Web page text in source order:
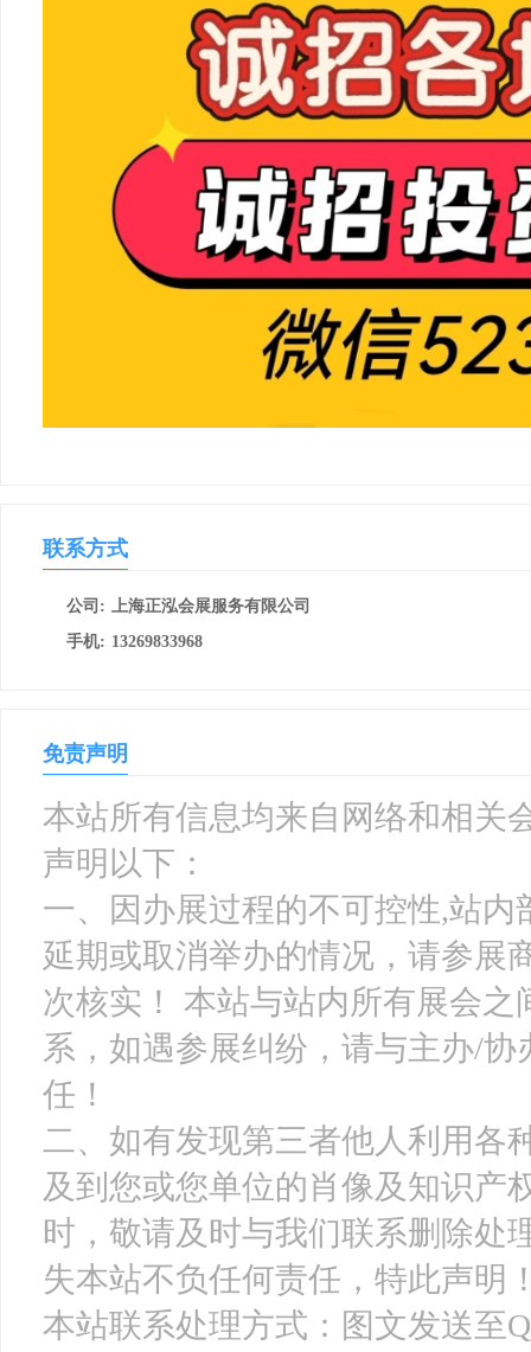
联系方式
公司: 上海正泓会展服务有限公司
手机: 13269833968
免责声明
本站所有信息均来自网络和相关
声明以下：
一、因办展过程的不可控性,站
延期或取消举办的情况，请参展
次核实！ 本站与站内所有展会
系，如遇参展纠纷，请与主办/
任！
二、如有发现第三者他人利用各
及到您或您单位的肖像及知识产
时，敬请及时与我们联系删除处
失本站不负任何责任，特此声明
本站联系处理方式：图文发送至